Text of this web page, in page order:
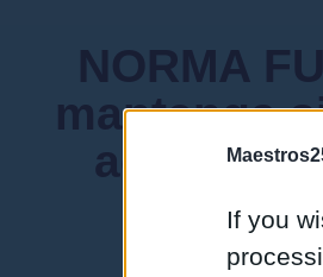
If you
NORMA
mantenga
admiten